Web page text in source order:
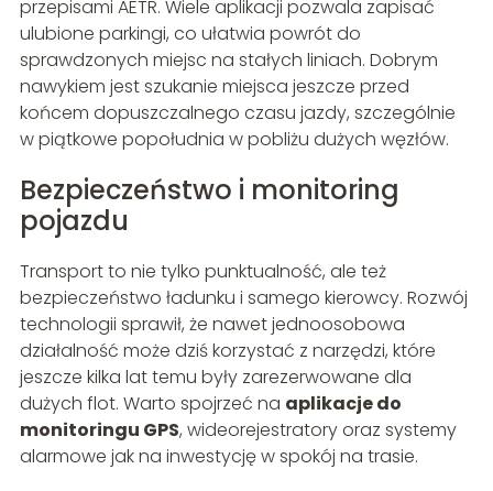
przepisami AETR. Wiele aplikacji pozwala zapisać
ulubione parkingi, co ułatwia powrót do
sprawdzonych miejsc na stałych liniach. Dobrym
nawykiem jest szukanie miejsca jeszcze przed
końcem dopuszczalnego czasu jazdy, szczególnie
w piątkowe popołudnia w pobliżu dużych węzłów.
Bezpieczeństwo i monitoring
pojazdu
Transport to nie tylko punktualność, ale też
bezpieczeństwo ładunku i samego kierowcy. Rozwój
technologii sprawił, że nawet jednoosobowa
działalność może dziś korzystać z narzędzi, które
jeszcze kilka lat temu były zarezerwowane dla
dużych flot. Warto spojrzeć na aplikacje do
monitoringu GPS, wideo­rejestratory oraz systemy
alarmowe jak na inwestycję w spokój na trasie.